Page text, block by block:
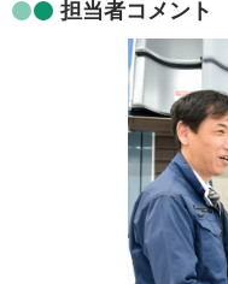
担当者コメント